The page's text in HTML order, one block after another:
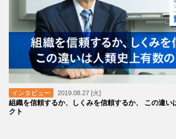
インタビュー 2019.08.27 [火]
組織を信頼するか、しくみを信頼するか、 この違い
クト